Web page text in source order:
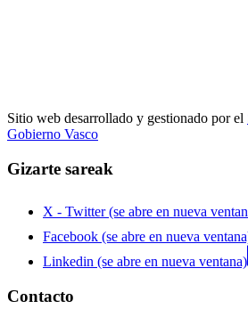
Sitio web desarrollado y gestionado por el
Gobierno Vasco
Gizarte sareak
X - Twitter (se abre en nueva
Facebook (se abre en nueva
Linkedin (se abre en nueva ventana)
Contacto